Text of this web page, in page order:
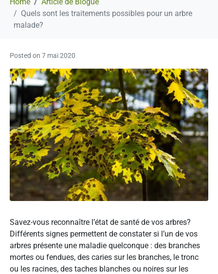
Quels sont les traitements possibles pour un arbre
malade?
Posted on 7 mai 2020
Savez-vous reconnaître l’état de santé de vos arbres?
Différents signes permettent de constater si l’un de vos
arbres présente une maladie quelconque : des branches
mortes ou fendues, des caries sur les branches, le tronc
ou les racines, des taches blanches ou noires sur les